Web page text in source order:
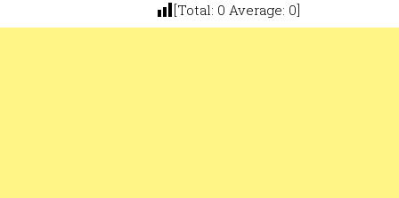
[Total: 0 Average: 0]